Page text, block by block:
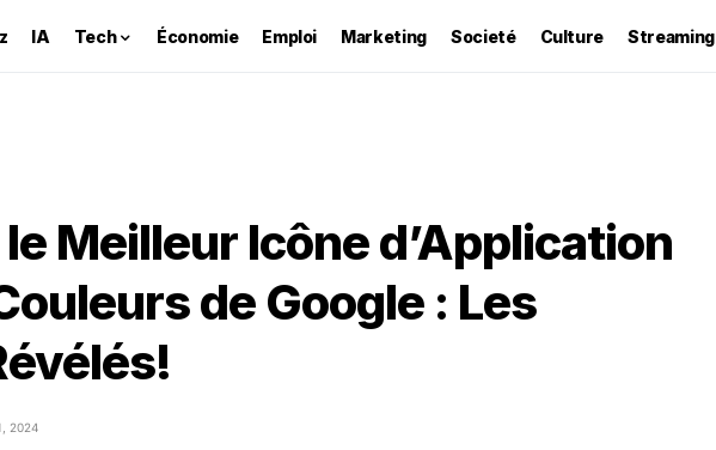
IA Tech Économie Emploi Marketing Societé Culture Streaming
Meilleur Icône d’Application
de Google : Les
2024